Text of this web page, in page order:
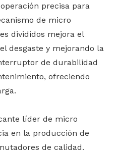
precisa para
de micro
divididos mejora el
desgaste y mejorando la
de durabilidad
ofreciendo
líder de micro
en la producción de
de calidad.